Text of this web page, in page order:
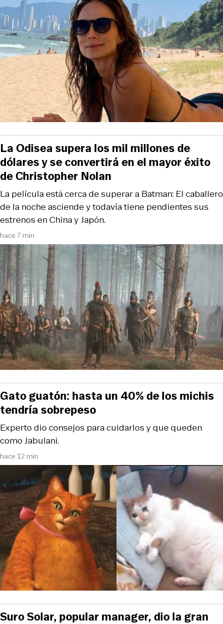
hace 7 min
La película está cerca de superar a Batman: El caballero
de la noche asciende y todavía tiene pendientes sus
estrenos en China y Japón.
La Odisea supera los mil millones de
dólares y se convertirá en el mayor éxito
de Christopher Nolan
hace 12 min
Experto dio consejos para cuidarlos y que queden
como Jabulani.
Gato guatón: hasta un 40% de los michis
tendría sobrepeso
Suro Solar, popular manager, dio la gran